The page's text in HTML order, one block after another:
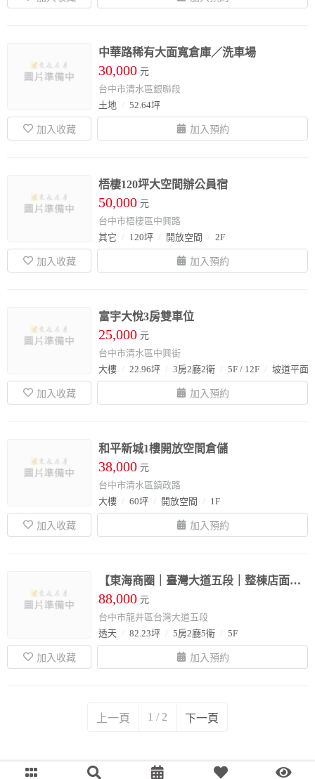
中華路稀有大面寬倉庫／洗車場
30,000 元
台中市清水區銀聯段
土地
52.64坪
梧棲120坪大空間辦公員宿
50,000 元
台中市梧棲區中興路
其它
120坪 開放空間 2F
富宇大悅3房雙車位
25,000 元
台中市清水區中興街
大樓
22.96坪 3房2廳2衛 5F / 12F 坡道平面
和平新城1樓開放空間倉儲
38,000 元
台中市清水區鎮政路
大樓
60坪 開放空間 1F
【東海商圈｜臺灣大道五段｜整棟店面出租】
88,000 元
台中市龍井區台灣大道五段
透天
82.23坪 5房2廳5衛 5F
上一頁 1 / 2 下一頁